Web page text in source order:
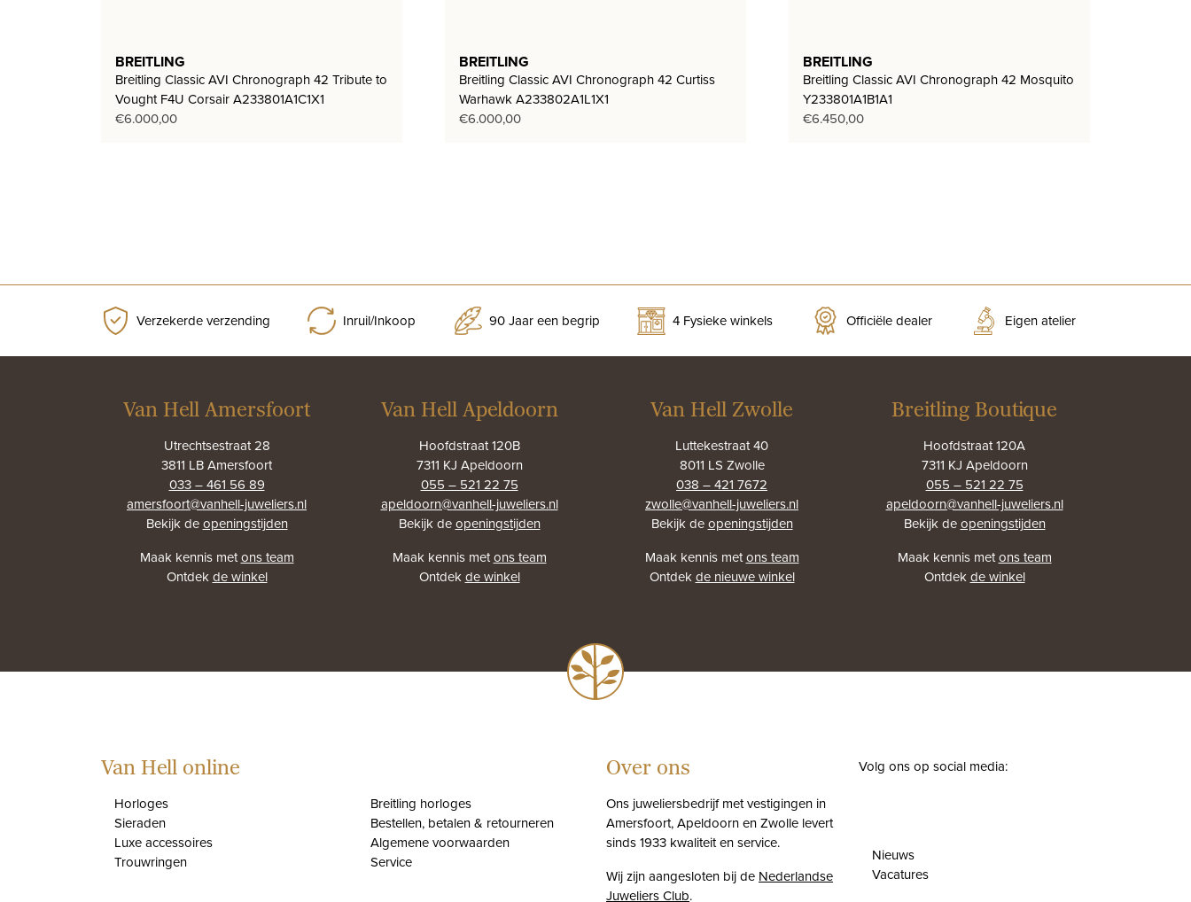
BREITLING
Breitling Classic AVI Chronograph 42 Tribute to
Vought F4U Corsair A233801A1C1X1
€6.000,00
BREITLING
Breitling Classic AVI Chronograph 42 Curtiss
Warhawk A233802A1L1X1
€6.000,00
BREITLING
Breitling Classic AVI Chronograph 42 Mosquito
Y233801A1B1A1
€6.450,00
Verzekerde verzending Inruil/Inkoop 90 Jaar een begrip 4 Fysieke winkels Officiële dealer Eigen atelier
Van Hell Amersfoort
Utrechtsestraat 28
3811 LB Amersfoort
033 – 461 56 89
amersfoort@vanhell-juweliers.nl
Bekijk deopeningstijden
Maak kennis metons team
Ontdekde winkel
Van Hell Apeldoorn
Hoofdstraat 120B
7311 KJ Apeldoorn
055 – 521 22 75
apeldoorn@vanhell-juweliers.nl
Bekijk deopeningstijden
Maak kennis metons team
Ontdekde winkel
Van Hell Zwolle
Luttekestraat 40
8011 LS Zwolle
038 – 421 7672
zwolle@vanhell-juweliers.nl
Bekijk deopeningstijden
Maak kennis metons team
Ontdekde nieuwe winkel
Breitling Boutique
Hoofdstraat 120A
7311 KJ Apeldoorn
055 – 521 22 75
apeldoorn@vanhell-juweliers.nl
Bekijk deopeningstijden
Maak kennis metons team
Ontdekde winkel
Van Hell online
Horloges
Sieraden
Luxe accessoires
Trouwringen
Breitling horloges
Bestellen, betalen & retourneren
Algemene voorwaarden
Service
Over ons
Ons juweliersbedrijf met vestigingen in
Amersfoort, Apeldoorn en Zwolle levert
sinds 1933 kwaliteit en service.
Wij zijn aangesloten bij de Nederlandse
Juweliers Club.
Volg ons op social media:
Nieuws
Vacatures